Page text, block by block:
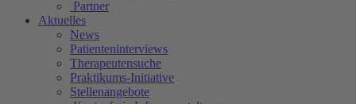
Partner
Aktuelles
News
Patienteninterviews
Therapeutensuche
Praktikums-Initiative
Stellenangebote